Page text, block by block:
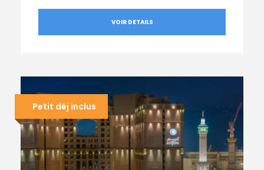
VOIR DETAILS
Petit déj inclus